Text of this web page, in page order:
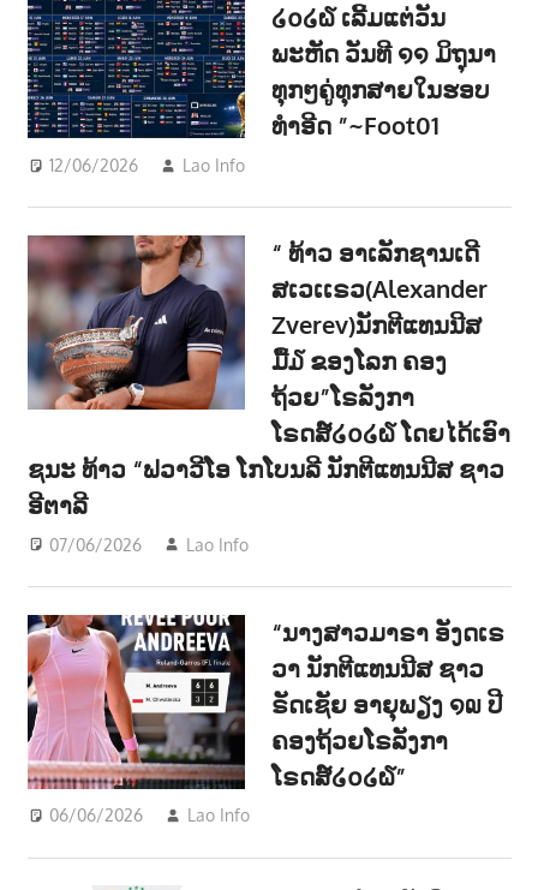
໒໐໒໖ ເລີ້ມແຕ່ວັນ
ພະຫັດ ວັນທີ ໑໑ ມິຖຸນາ
ທຸກໆຄູ່ທຸກສາຍໃນຮອບ
ທຳອີດ ”~Foot01
12/06/2026 Lao Info
“ ທ້າວ ອາເລັກຊານເດີ
ສເວເເຣວ(Alexander
Zverev)ນັກຕີແທນນີສ
ມື້໓ ຂອງໂລກ ຄອງ
ຖ້ວຍ”ໂຣລັງກາ
ໂຣດສ໌໒໐໒໖ ໂດຍໄດ້ເອົາ
ຊນະ ທ້າວ “ຟວາວີໂອ ໂກໂບນລີ ນັກຕີແທນນີສ ຊາວ
ອີຕາລີ
07/06/2026 Lao Info
“ນາງສາວມາຣາ ອັງດເຣ
ວາ ນັກຕີແທນນີສ ຊາວ
ຣັດເຊັຍ ອາຍຸພຽງ ໑໙ ປີ
ຄອງຖ້ວຍໂຣລັງກາ
ໂຣດສ໌໒໐໒໖”
06/06/2026 Lao Info